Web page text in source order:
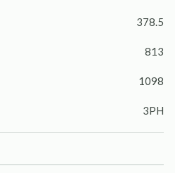
378.5
813
1098
3PH